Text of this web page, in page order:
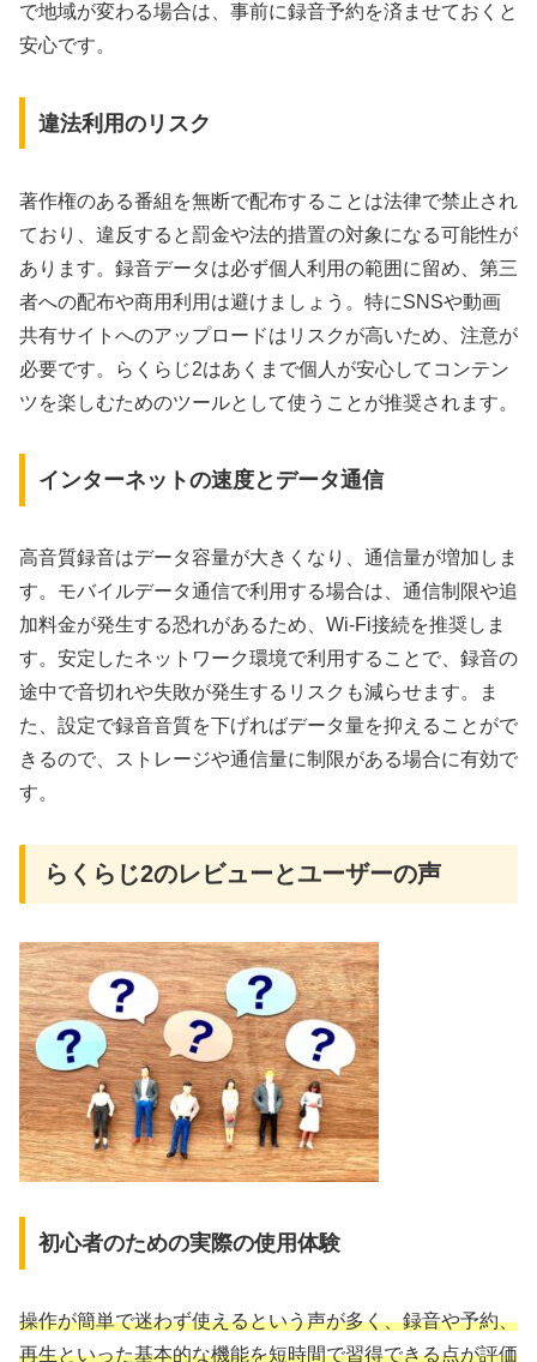
で地域が変わる場合は、事前に録音予約を済ませておくと
安心です。
違法利用のリスク
著作権のある番組を無断で配布することは法律で禁止され
ており、違反すると罰金や法的措置の対象になる可能性が
あります。録音データは必ず個人利用の範囲に留め、第三
者への配布や商用利用は避けましょう。特にSNSや動画
共有サイトへのアップロードはリスクが高いため、注意が
必要です。らくらじ2はあくまで個人が安心してコンテン
ツを楽しむためのツールとして使うことが推奨されます。
インターネットの速度とデータ通信
高音質録音はデータ容量が大きくなり、通信量が増加しま
す。モバイルデータ通信で利用する場合は、通信制限や追
加料金が発生する恐れがあるため、Wi-Fi接続を推奨しま
す。安定したネットワーク環境で利用することで、録音の
途中で音切れや失敗が発生するリスクも減らせます。ま
た、設定で録音音質を下げればデータ量を抑えることがで
きるので、ストレージや通信量に制限がある場合に有効で
す。
らくらじ2のレビューとユーザーの声
初心者のための実際の使用体験
操作が簡単で迷わず使えるという声が多く、録音や予約、
再生といった基本的な機能を短時間で習得できる点が評価